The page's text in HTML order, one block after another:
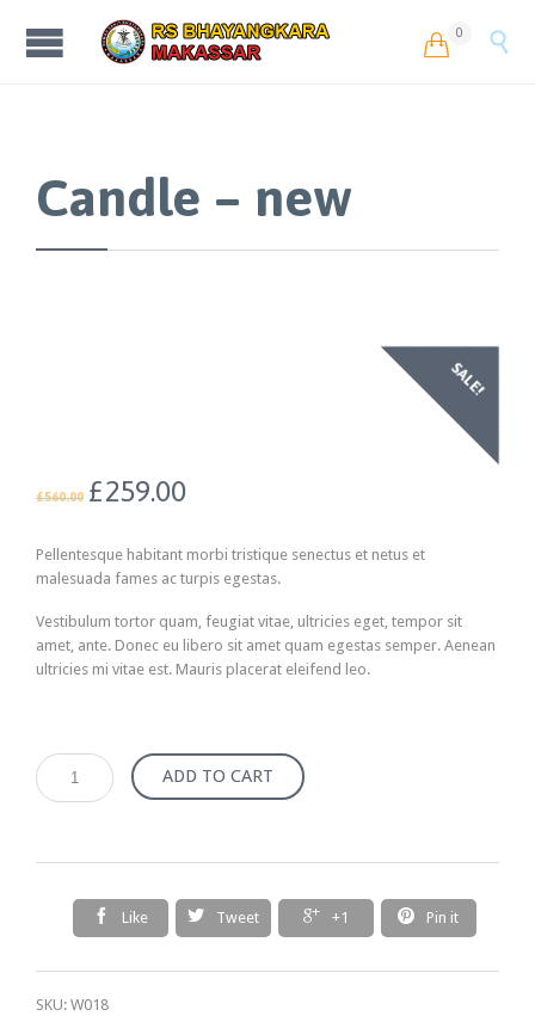
 0 
Candle – new
SALE!
£560.00 £259.00
Pellentesque habitant morbi tristique senectus et netus et
malesuada fames ac turpis egestas.
Vestibulum tortor quam, feugiat vitae, ultricies eget, tempor sit
amet, ante. Donec eu libero sit amet quam egestas semper. Aenean
ultricies mi vitae est. Mauris placerat eleifend leo.
Candle
-
ADD TO CART
 Like  Tweet  +1  Pin it
SKU: W018